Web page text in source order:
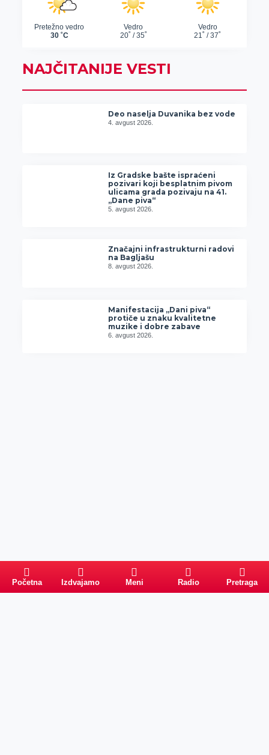
NAJČITANIJE VESTI
Deo naselja Duvanika bez vode
4. avgust 2026.
Iz Gradske bašte ispraćeni
pozivari koji besplatnim pivom
ulicama grada pozivaju na 41.
„Dane piva“
5. avgust 2026.
Značajni infrastrukturni radovi
na Bagljašu
8. avgust 2026.
Manifestacija „Dani piva“
protiče u znaku kvalitetne
muzike i dobre zabave
6. avgust 2026.
Početna Izdvajamo Meni Radio Pretraga